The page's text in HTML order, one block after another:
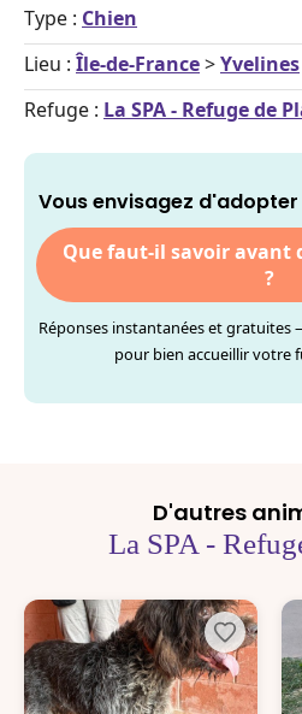
Type : Chien
Lieu : Île-de-France>Yvelines
Refuge : La SPA - Refuge de
Vous envisagez
Que faut-il savoir avant
?
Réponses instantanées et gratuites
pour bien accueillir votre
D'autres
La SPA -